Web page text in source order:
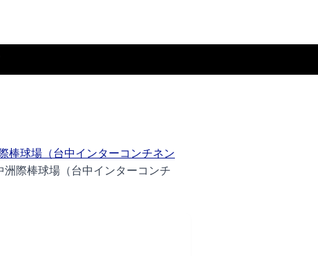
棒球場（台中インターコンチネン
洲際棒球場（台中インターコンチ